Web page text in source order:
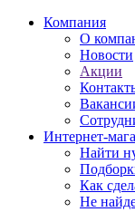
Компания
О
Новости
Акции
Интернет-
Найти
Как
Не